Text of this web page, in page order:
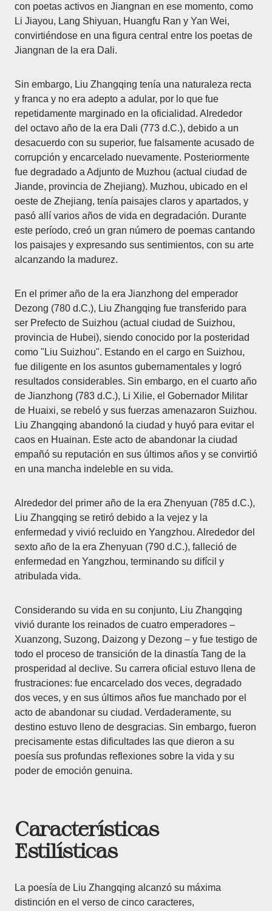
con poetas activos en Jiangnan en ese momento, como
Li Jiayou, Lang Shiyuan, Huangfu Ran y Yan Wei,
convirtiéndose en una figura central entre los poetas de
Jiangnan de la era Dali.
Sin embargo, Liu Zhangqing tenía una naturaleza recta
y franca y no era adepto a adular, por lo que fue
repetidamente marginado en la oficialidad. Alrededor
del octavo año de la era Dali (773 d.C.), debido a un
desacuerdo con su superior, fue falsamente acusado de
corrupción y encarcelado nuevamente. Posteriormente
fue degradado a Adjunto de Muzhou (actual ciudad de
Jiande, provincia de Zhejiang). Muzhou, ubicado en el
oeste de Zhejiang, tenía paisajes claros y apartados, y
pasó allí varios años de vida en degradación. Durante
este período, creó un gran número de poemas cantando
los paisajes y expresando sus sentimientos, con su arte
alcanzando la madurez.
En el primer año de la era Jianzhong del emperador
Dezong (780 d.C.), Liu Zhangqing fue transferido para
ser Prefecto de Suizhou (actual ciudad de Suizhou,
provincia de Hubei), siendo conocido por la posteridad
como "Liu Suizhou". Estando en el cargo en Suizhou,
fue diligente en los asuntos gubernamentales y logró
resultados considerables. Sin embargo, en el cuarto año
de Jianzhong (783 d.C.), Li Xilie, el Gobernador Militar
de Huaixi, se rebeló y sus fuerzas amenazaron Suizhou.
Liu Zhangqing abandonó la ciudad y huyó para evitar el
caos en Huainan. Este acto de abandonar la ciudad
empañó su reputación en sus últimos años y se convirtió
en una mancha indeleble en su vida.
Alrededor del primer año de la era Zhenyuan (785 d.C.),
Liu Zhangqing se retiró debido a la vejez y la
enfermedad y vivió recluido en Yangzhou. Alrededor del
sexto año de la era Zhenyuan (790 d.C.), falleció de
enfermedad en Yangzhou, terminando su difícil y
atribulada vida.
Considerando su vida en su conjunto, Liu Zhangqing
vivió durante los reinados de cuatro emperadores –
Xuanzong, Suzong, Daizong y Dezong – y fue testigo de
todo el proceso de transición de la dinastía Tang de la
prosperidad al declive. Su carrera oficial estuvo llena de
frustraciones: fue encarcelado dos veces, degradado
dos veces, y en sus últimos años fue manchado por el
acto de abandonar su ciudad. Verdaderamente, su
destino estuvo lleno de desgracias. Sin embargo, fueron
precisamente estas dificultades las que dieron a su
poesía sus profundas reflexiones sobre la vida y su
poder de emoción genuina.
Características
Estilísticas
La poesía de Liu Zhangqing alcanzó su máxima
distinción en el verso de cinco caracteres,